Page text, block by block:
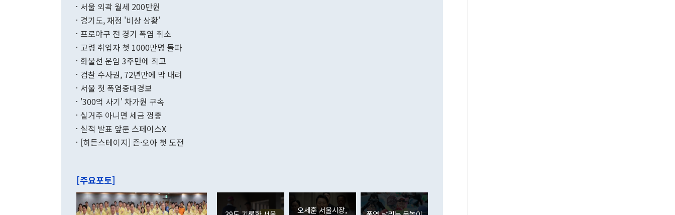
무너졌다고도 했다. 또 "현 시점에서 흘러간 선(先)비핵화만 되뇌는 것은
함께 4자 대화의 동력을 확보하기 위해 최선을 다할 것"이라고 말했다. 하
"우리의 선의대로 하는 게 과연 한반도의 평화와 안정에 플러스냐, 결론적
관은 업무보고 사후 브리핑에서 정 장관이 언급한 '4자 회담'에 대해 "이상
이 9월 러시아 블라디보스토크에서 열리는 '동방경제포럼(EEF)'을 언급하
며 "정부 차원에서 (참석을) 검토하고 있다"고 발언한 데 대해서도 조 장관
은 "그것은 외교부의 몫"이라며 "아직 거기까지 진도가 나가지 않았다"고
며 월간 기준 처음으로 1000억달러를 넘어섰다. 상품수입은 644억8000만
196.9% 급증했고 컴퓨터·주변기기(SSD)는 282.7% 증가했다. IT 품목
수출은 160.4% 늘었으며 비IT 품목도 ▲석유제품(47.5%) ▲화공품
기록했지만 지식재산권사용료수지는 전월 흑자에서 4억4000만달러 적자
로 전환됐다. 본원소득수지는 배당소득을 중심으로 32억7000만달러 흑자
는 배당수입이 늘어난 데다 전월 분기배당에 따른 기저효과로 배당지급이
였던 올해 3월(369억9000만달러)을 넘어선 것이다. 직접투자에서는 내국
인의 해외투자가 80억1000만달러, 외국인의 국내투자가 46억3000만달러
서울 외곽 월세 200만원
경기도, 재정 '비상 상황'
프로야구 전 경기 폭염 취소
고령 취업자 첫 1000만명 돌파
화물선 운임 3주만에 최고
검찰 수사권, 72년만에 막 내려
서울 첫 폭염중대경보
'300억 사기' 차가원 구속
실거주 아니면 세금 껑충
실적 발표 앞둔 스페이스X
[히든스테이지] 즌·오아 첫 도전
[주요포토]
오세훈 서울시장,